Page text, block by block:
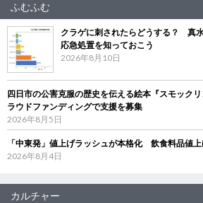
ふむふむ
クラゲに刺されたらどうする？ 真
応急処置を知っておこう
2026年8月10日
四日市の公害克服の歴史を伝える絵本『スモック
ラウドファンディングで支援を募集
2026年8月5日
「中東発」値上げラッシュが本格化 飲食料品値
2026年8月4日
カルチャー